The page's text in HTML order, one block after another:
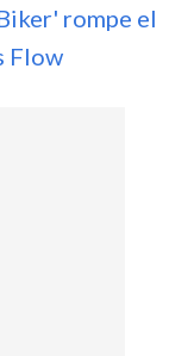
rompe el
Flow